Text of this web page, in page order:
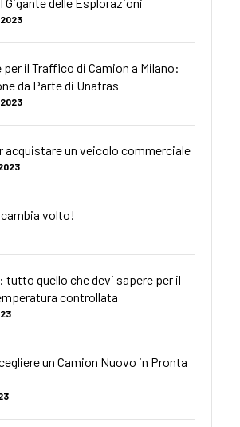
2023
per il Traffico di Camion a Milano:
da Parte di Unatras
2023
acquistare un veicolo commerciale
volto!
tutto quello che devi sapere per il
controllata
un Camion Nuovo in Pronta